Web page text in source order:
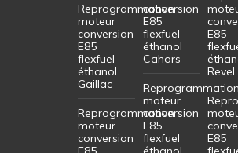
Reprogrammation
moteur
conversion
E85
flexfuel
éthanol
Gaillac
Reprogrammation
moteur
conversion
conversion
E85
flexfuel
éthanol
Cahors
moteur
conversion
E85
flexfuel
E85
Revel
E85